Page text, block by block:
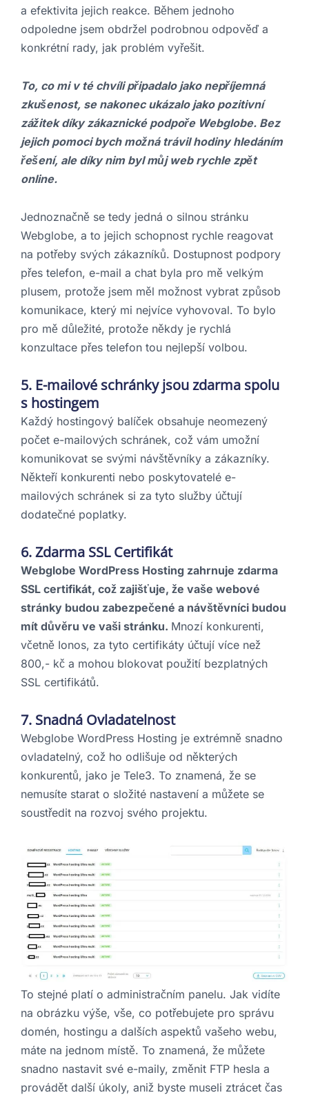
a efektivita jejich reakce. Během jednoho
odpoledne jsem obdržel podrobnou odpověď a
konkrétní rady, jak problém vyřešit.
To, co mi v té chvíli připadalo jako nepříjemná
zkušenost, se nakonec ukázalo jako pozitivní
zážitek díky zákaznické podpoře Webglobe. Bez
jejich pomoci bych možná trávil hodiny hledáním
řešení, ale díky nim byl můj web rychle zpět
online.
Jednoznačně se tedy jedná o silnou stránku
Webglobe, a to jejich schopnost rychle reagovat
na potřeby svých zákazníků. Dostupnost podpory
přes telefon, e-mail a chat byla pro mě velkým
plusem, protože jsem měl možnost vybrat způsob
komunikace, který mi nejvíce vyhovoval. To bylo
pro mě důležité, protože někdy je rychlá
konzultace přes telefon tou nejlepší volbou.
5. E-mailové schránkyjsou zdarma spolu
s hostingem
Každý hostingový balíček obsahuje neomezený
počet e-mailových schránek, což vám umožní
komunikovat se svými návštěvníky a zákazníky.
Někteří konkurenti nebo poskytovatelé e-
mailových schránek si za tyto služby účtují
dodatečné poplatky.
6. Zdarma SSL Certifikát
Webglobe WordPress Hosting zahrnuje zdarma
SSL certifikát, což zajišťuje, že vaše webové
stránky budou zabezpečené a návštěvníci budou
mít důvěru ve vaši stránku. Mnozí konkurenti,
včetně Ionos, za tyto certifikáty účtují více než
800,- kč a mohou blokovat použití bezplatných
SSL certifikátů.
7. Snadná Ovladatelnost
Webglobe WordPress Hosting je extrémně snadno
ovladatelný, což ho odlišuje od některých
konkurentů, jako je Tele3. To znamená, že se
nemusíte starat o složité nastavení a můžete se
soustředit na rozvoj svého projektu.
To stejné platí o administračním panelu. Jak vidíte
na obrázku výše, vše, co potřebujete pro správu
domén, hostingu a dalších aspektů vašeho webu,
máte na jednom místě. To znamená, že můžete
snadno nastavit své e-maily, změnit FTP hesla a
provádět další úkoly, aniž byste museli ztrácet čas